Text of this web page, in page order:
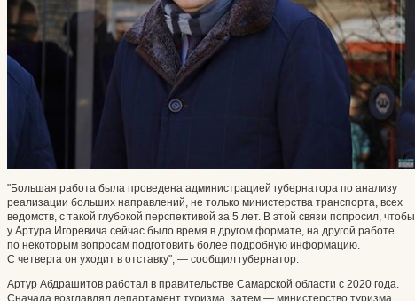
"Большая работа была проведена администрацией губернатора по анализу
реализации больших направлений, не только министерства транспорта, всех
ведомств, с такой глубокой перспективой за 5 лет. В этой связи попросил, чтобы
у Артура Игоревича сейчас было время в другом формате, на другой работе
по некоторым вопросам подготовить более подробную информацию.
С четверга он уходит в отставку", — сообщил губернатор.
Артур Абдрашитов работал в правительстве Самарской области с 2020 года.
Сначала возглавлял департамент туризма, затем — министерство туризма.